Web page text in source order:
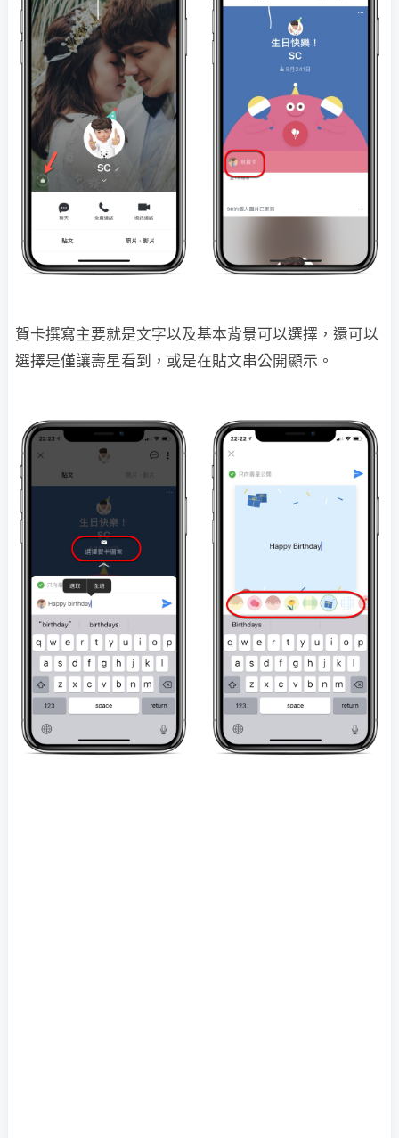
賀卡撰寫主要就是文字以及基本背景可以選擇，還可以
選擇是僅讓壽星看到，或是在貼文串公開顯示。